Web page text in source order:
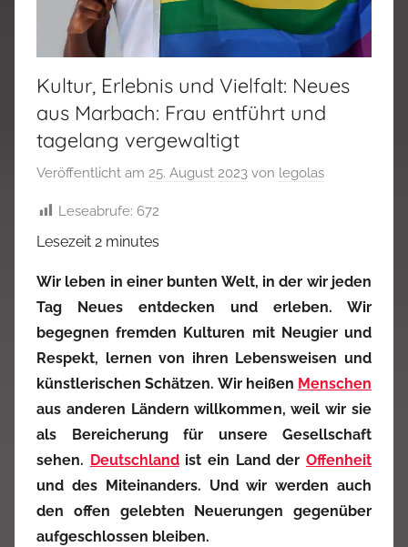
Kultur, Erlebnis und Vielfalt: Neues
aus Marbach: Frau entführt und
tagelang vergewaltigt
Veröffentlicht am 25. August 2023 von legolas
Leseabrufe: 672
Lesezeit 2 minutes
Wir leben in einer bunten Welt, in der wir jeden
Tag Neues entdecken und erleben. Wir
begegnen fremden Kulturen mit Neugier und
Respekt, lernen von ihren Lebensweisen und
künstlerischen Schätzen. Wir heißen Menschen
aus anderen Ländern willkommen, weil wir sie
als Bereicherung für unsere Gesellschaft
sehen. Deutschlandist ein Land derOffenheit
und des Miteinanders. Und wir werden auch
den offen gelebten Neuerungen gegenüber
aufgeschlossen bleiben.